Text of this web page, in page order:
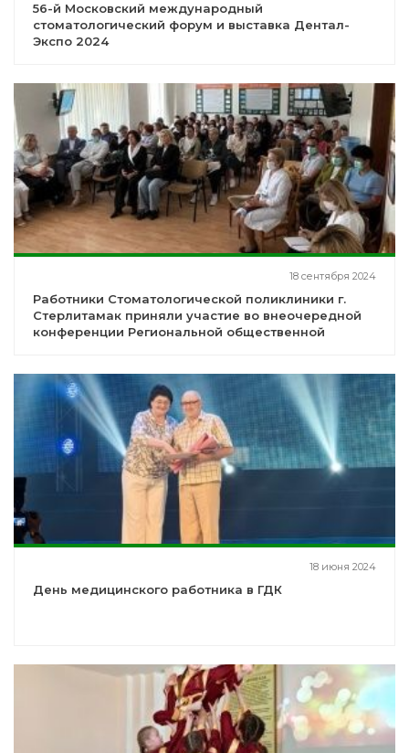
56-й Московский международный
стоматологический форум и выставка Дентал-
Экспо 2024
18 сентября 2024
Работники Стоматологической поликлиники г.
Стерлитамак приняли участие во внеочередной
конференции Региональной общественной
18 июня 2024
День медицинского работника в ГДК